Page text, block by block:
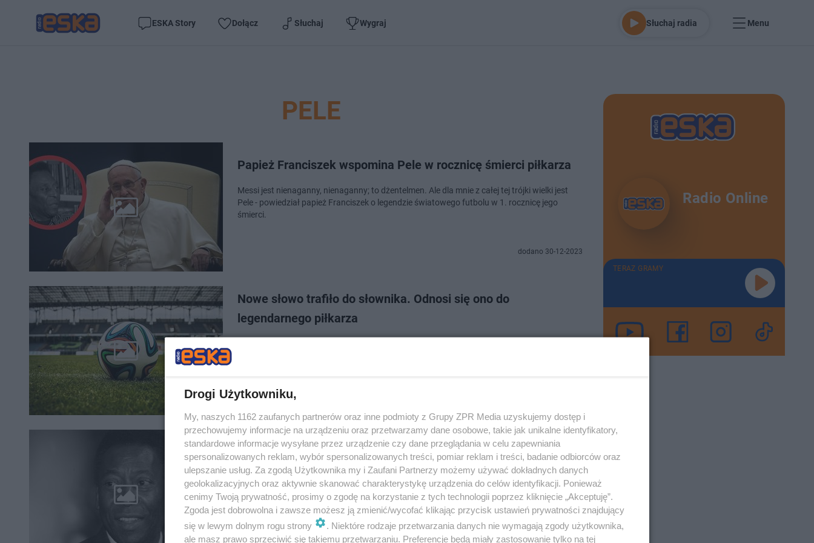
ESKA Story Dołącz Słuchaj Wygraj Słuchaj radia Menu
PELE
Papież Franciszek wspomina Pele w rocznicę śmierci piłkarza
Messi jest nienaganny, nienaganny; to dżentelmen. Ale dla mnie z całej tej trójki wielki jest
Pele - powiedział papież Franciszek o legendzie światowego futbolu w 1. rocznicę jego
śmierci.
dodano 30-12-2023
Nowe słowo trafiło do słownika. Odnosi się ono do
legendarnego piłkarza
Pele nie żyje. Król futbolu przegrał walkę z nowotworem
W wieku 82 lat zmarł legendarny brazylijski piłkarz Pele. O śmierci króla futbolu
poinformowała na Instagramie jego córka. Od kilkunastu miesięcy był leczony na nowotwór
jelita grubego. Jako jedyny …
dodano 29-12-2022
Radio Online
TERAZ GRAMY
Drogi Użytkowniku,
My, naszych 1162 zaufanych partnerów oraz inne podmioty z Grupy ZPR Media uzyskujemy dostęp i
przechowujemy informacje na urządzeniu oraz przetwarzamy dane osobowe, takie jak unikalne identyfikatory,
standardowe informacje wysyłane przez urządzenie czy dane przeglądania w celu zapewniania
spersonalizowanych reklam, wybór spersonalizowanych treści, pomiar reklam i treści, badanie odbiorców oraz
ulepszanie usług. Za zgodą Użytkownika my i Zaufani Partnerzy możemy używać dokładnych danych
geolokalizacyjnych oraz aktywnie skanować charakterystykę urządzenia do celów identyfikacji. Ponieważ
cenimy Twoją prywatność, prosimy o zgodę na korzystanie z tych technologii poprzez kliknięcie „Akceptuję”.
Zgoda jest dobrowolna i zawsze możesz ją zmienić/wycofać klikając przycisk ustawień prywatności znajdujący
się w lewym dolnym rogu strony
. Niektóre rodzaje przetwarzania danych nie wymagają zgody użytkownika,
ale masz prawo sprzeciwić się takiemu przetwarzaniu. Preferencje będą miały zastosowanie tylko na tej